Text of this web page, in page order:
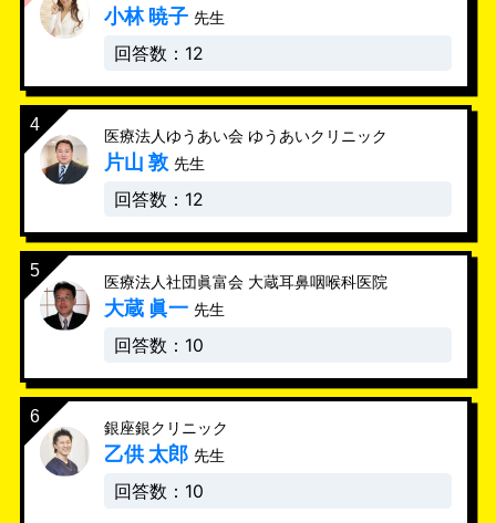
小林 暁子 先生
回答数：12
医療法人ゆうあい会 ゆうあいクリニック
片山 敦 先生
回答数：12
医療法人社団眞富会 大蔵耳鼻咽喉科医院
大蔵 眞一 先生
回答数：10
銀座銀クリニック
乙供 太郎 先生
回答数：10